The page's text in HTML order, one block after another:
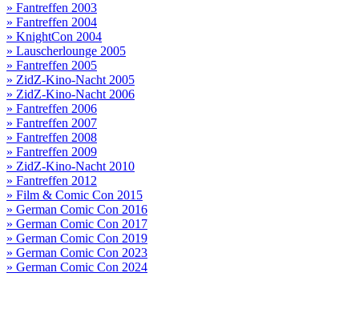
» Fantreffen 2003
» Fantreffen 2004
» KnightCon 2004
» Lauscherlounge 2005
» Fantreffen 2005
» ZidZ-Kino-Nacht 2005
» ZidZ-Kino-Nacht 2006
» Fantreffen 2006
» Fantreffen 2007
» Fantreffen 2008
» Fantreffen 2009
» ZidZ-Kino-Nacht 2010
» Fantreffen 2012
» Film & Comic Con 2015
» German Comic Con 2016
» German Comic Con 2017
» German Comic Con 2019
» German Comic Con 2023
» German Comic Con 2024